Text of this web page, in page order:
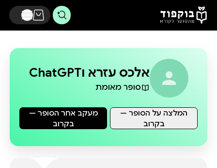
דלג לתוכן הראשי
אלכס עזרא וChatGPT
סופר מאומת
מעקב אחר הסופר —
בקרוב
המלצה על הסופר —
בקרוב